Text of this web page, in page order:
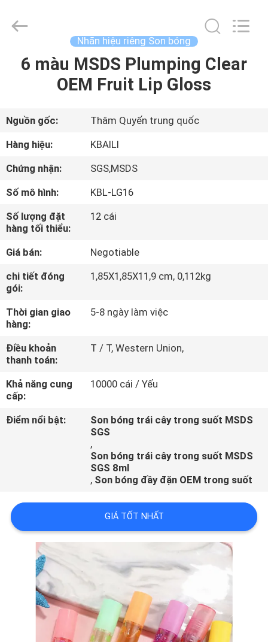
TRANG
CÁC
SẢN
PHẨM
VỀ
CHÚNG
THAM
NHÀ
MÁY
KIỂM
SOÁT
CHẤT
HỆ
CHÚNG
TÔI
riêng
Copyright
All
Rights
Nhãn hiệu riêng Son bóng
6 màu MSDS Plumping Clear
OEM Fruit Lip Gloss
Nguồn gốc:
Thâm Quyến trung quốc
Hàng hiệu:
KBAILI
Chứng nhận:
SGS,MSDS
Số mô hình:
KBL-LG16
Số lượng đặt
hàng tối thiểu:
12 cái
Giá bán:
Negotiable
chi tiết đóng
gói:
1,85X1,85X11,9 cm, 0,112kg
Thời gian giao
hàng:
5-8 ngày làm việc
Điều khoản
thanh toán:
T / T, Western Union,
Khả năng cung
cấp:
10000 cái / Yếu
Điểm nổi bật:
Son bóng trái cây trong suốt MSDS
SGS
,
Son bóng trái cây trong suốt MSDS
SGS 8ml
, Son bóng đầy đặn OEM trong suốt
GIÁ TỐT NHẤT